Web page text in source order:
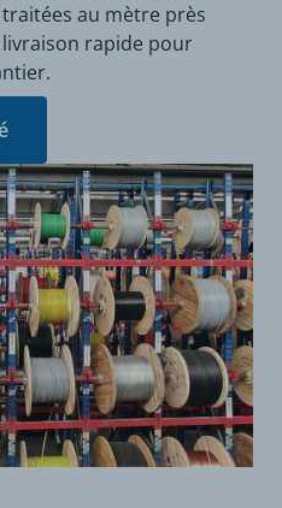
au mètre près
livraison rapide pour